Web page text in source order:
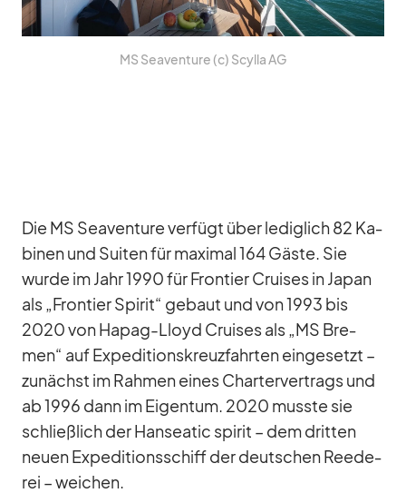
MS Sea­ven­ture (c) Scylla AG
Die MS Sea­ven­ture ver­fügt über le­dig­lich 82 Ka­
bi­nen und Sui­ten für ma­xi­mal 164 Gäste. Sie
wurde im Jahr 1990 für Fron­tier Crui­ses in Ja­pan
als „Fron­tier Spi­rit“ ge­baut und von 1993 bis
2020 von Ha­pag-Lloyd Crui­ses als „MS Bre­
men“ auf Ex­pe­di­ti­ons­kreuz­fahr­ten ein­ge­setzt –
zu­nächst im Rah­men ei­nes Char­ter­ver­trags und
ab 1996 dann im Ei­gen­tum. 2020 musste sie
schließ­lich der Han­sea­tic spi­rit – dem drit­ten
neuen Ex­pe­di­ti­ons­schiff der deut­schen Ree­de­
rei – wei­chen.